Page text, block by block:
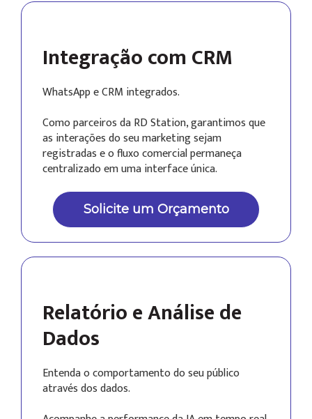
Integração com CRM
WhatsApp e CRM integrados.
Como parceiros da RD Station, garantimos que
as interações do seu marketing sejam
registradas e o fluxo comercial permaneça
centralizado em uma interface única.
Solicite um Orçamento
Relatório e Análise de
Dados
Entenda o comportamento do seu público
através dos dados.